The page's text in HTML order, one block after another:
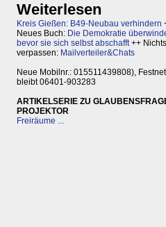
Weiterlesen
Kreis Gießen: B49-Neubau verhindern
Neues Buch: Die Demokratie
bevor sie sich selbst abschafft++
verpassen: Mailverteiler&Chats
Neue Mobilnr.: 015511439808),
bleibt 06401-903283
ARTIKELSERIE ZU
PROJEKTOR
Freiräume ...